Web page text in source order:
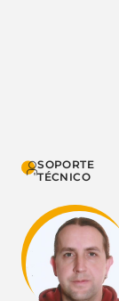
SOPORTE
TÉCNICO